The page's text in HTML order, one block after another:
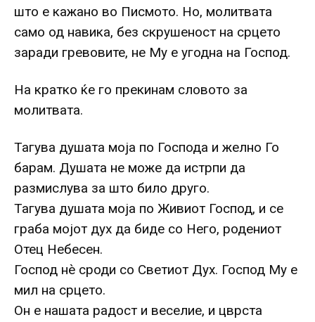
што е кажано во Писмото. Но, молитвата
само од навика, без скрушеност на срцето
заради гревовите, не Му е угодна на Господ.
На кратко ќе го прекинам словото за
молитвата.
Тагува душата моја по Господа и желно Го
барам. Душата не може да истрпи да
размислува за што било друго.
Тагува душата моја по Живиот Господ, и се
граба мојот дух да биде со Него, родениот
Отец Небесен.
Господ нè сроди со Светиот Дух. Господ Му е
мил на срцето.
Он е нашата радост и веселие, и цврста